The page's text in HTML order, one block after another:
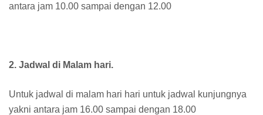
antara jam 10.00 sampai dengan 12.00
2. Jadwal di Malam hari.
Untuk jadwal di malam hari hari untuk jadwal kunjungnya
yakni antara jam 16.00 sampai dengan 18.00